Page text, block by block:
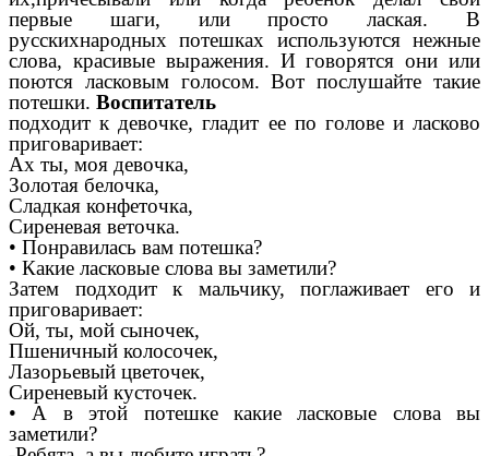
первые шаги, или просто лаская. В
русскихнародных потешках используются нежные
слова, красивые выражения. И говорятся они или
поются ласковым голосом. Вот послушайте такие
потешки. Воспитатель
подходит к девочке, гладит ее по голове и ласково
приговаривает:
Ах ты, моя девочка,
Золотая белочка,
Сладкая конфеточка,
Сиреневая веточка.
• Понравилась вам потешка?
• Какие ласковые слова вы заметили?
Затем подходит к мальчику, поглаживает его и
приговаривает:
Ой, ты, мой сыночек,
Пшеничный колосочек,
Лазорьевый цветочек,
Сиреневый кусточек.
• А в этой потешке какие ласковые слова вы
заметили?